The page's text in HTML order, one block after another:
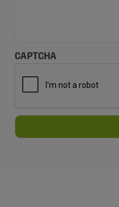
CAPTCHA